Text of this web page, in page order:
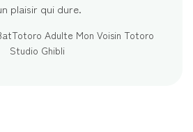
plaisir qui dure.